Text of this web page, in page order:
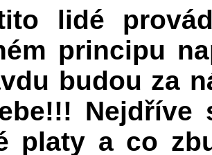
lidé
principu
budou za
platy a co